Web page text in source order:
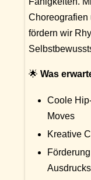
Choreografien
fördern wir
🌟 Was
Coole
Moves
Kreative